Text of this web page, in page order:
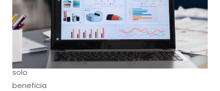
en
marketing
y
publicidad
no
solo
beneficia